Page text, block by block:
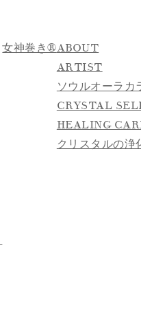
女神巻き®ABOUT
ARTIST
ソウルオーラカ
CRYSTAL
HEALING
クリスタルの浄